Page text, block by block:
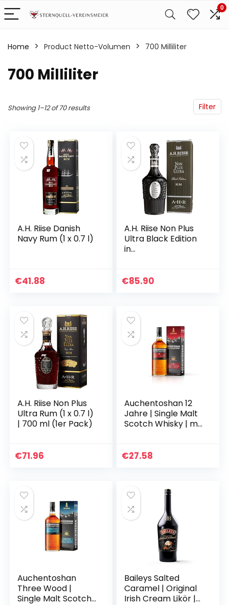
0
Home Product Netto-Volumen ‎700 Milliliter
‎700 Milliliter
Filter
Showing 1–12 of 70 results
A.H. Riise Danish
Navy Rum (1 x 0.7 l)
€41.88
A.H. Riise Non Plus
Ultra Black Edition
in
€85.90
A.H. Riise Non Plus
Ultra Rum (1 x 0.7 l)
| 700 ml (1er Pack)
€71.96
Auchentoshan 12
Jahre | Single Malt
Scotch Whisky | mit
Karamellgeschmac
€27.58
Auchentoshan
Three Wood |
Single Malt Scotch
Baileys Salted
Caramel | Original
Irish Cream Likör |